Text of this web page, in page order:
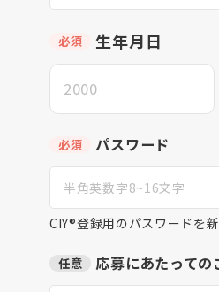
必須 生年月日
必須 パスワード
CIY®登録用のパスワードを
任意 応募にあたっての